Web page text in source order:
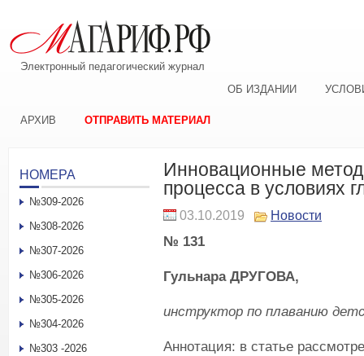
Электронный педагогический журнал
ОБ ИЗДАНИИ
АРХИВ ОТПРАВИТЬ МАТЕРИАЛ
Инновационные
процесса в условиях
03.10.2019 Новости
№ 131
Гульнара ДРУГОВА,
инструктор по плаванию д
Аннотация: в статье
НОМЕРА
№309-2026
№308-2026
№307-2026
№306-2026
№305-2026
№304-2026
№303 -2026